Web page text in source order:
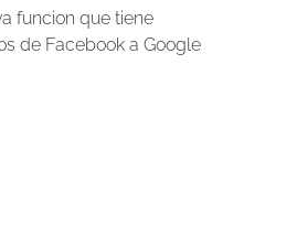
funcion que tiene
de Facebook a Google